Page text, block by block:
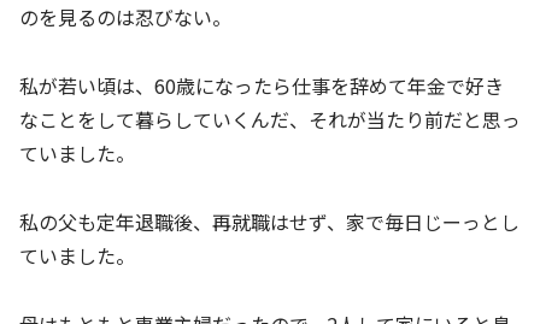
のを見るのは忍びない。
私が若い頃は、60歳になったら仕事を辞めて年金で好き
なことをして暮らしていくんだ、それが当たり前だと思っ
ていました。
私の父も定年退職後、再就職はせず、家で毎日じーっとし
ていました。